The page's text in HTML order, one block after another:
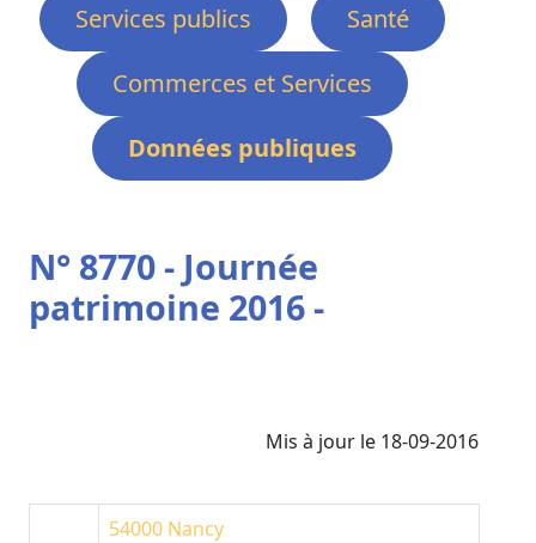
Services publics
Santé
Commerces et Services
Données publiques
N° 8770 - Journée
patrimoine 2016 -
Mis à jour le 18-09-2016
54000 Nancy